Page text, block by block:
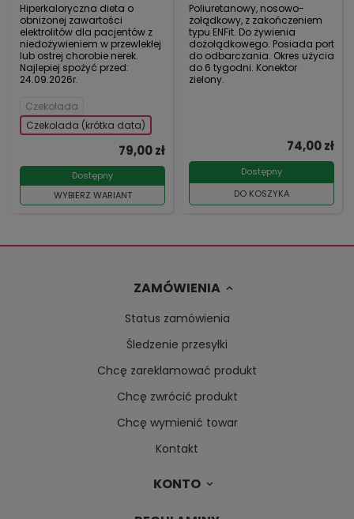
Hiperkaloryczna dieta o
obniżonej zawartości
elektrolitów dla pacjentów z
niedożywieniem w przewlekłej
lub ostrej chorobie nerek.
Najlepiej spożyć przed:
24.09.2026r.
Czekolada
Czekolada (krótka data)
Dostępny
WYBIERZ WARIANT
79,00 zł
Poliuretanowy, nosowo-
żołądkowy, z zakończeniem
typu ENFit. Do żywienia
dożołądkowego. Posiada port
do odbarczania. Okres użycia
do 6 tygodni. Konektor
zielony.
Dostępny
DO KOSZYKA
74,00 zł
ZAMÓWIENIA
Status zamówienia
Śledzenie przesyłki
Chcę zareklamować produkt
Chcę zwrócić produkt
Chcę wymienić towar
Kontakt
KONTO